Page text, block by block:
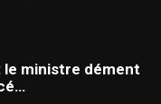
le ministre dément